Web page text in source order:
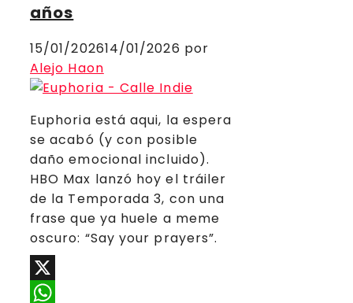
años
15/01/202614/01/2026 por
Alejo Haon
Euphoria está aqui, la espera
se acabó (y con posible
daño emocional incluido).
HBO Max lanzó hoy el tráiler
de la Temporada 3, con una
frase que ya huele a meme
oscuro: “Say your prayers”.
X